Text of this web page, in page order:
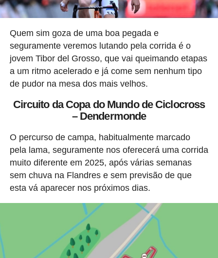
Quem sim goza de uma boa pegada e
seguramente veremos lutando pela corrida é o
jovem Tibor del Grosso, que vai queimando etapas
a um ritmo acelerado e já come sem nenhum tipo
de pudor na mesa dos mais velhos.
Circuito da Copa do Mundo de Ciclocross
– Dendermonde
O percurso de campa, habitualmente marcado
pela lama, seguramente nos oferecerá uma corrida
muito diferente em 2025, após várias semanas
sem chuva na Flandres e sem previsão de que
esta vá aparecer nos próximos dias.